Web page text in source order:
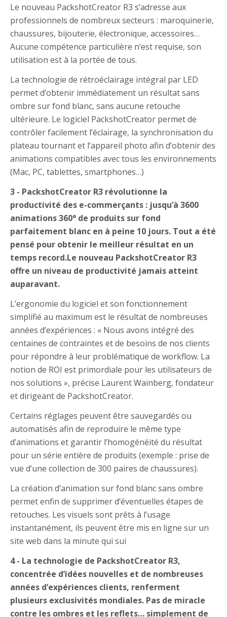
Le nouveau PackshotCreator R3 s’adresse aux
professionnels de nombreux secteurs : maroquinerie,
chaussures, bijouterie, électronique, accessoires…
Aucune compétence particulière n’est requise, son
utilisation est à la portée de tous.
La technologie de rétroéclairage intégral par LED
permet d’obtenir immédiatement un résultat sans
ombre sur fond blanc, sans aucune retouche
ultérieure. Le logiciel PackshotCreator permet de
contrôler facilement l’éclairage, la synchronisation du
plateau tournant et l’appareil photo afin d’obtenir des
animations compatibles avec tous les environnements
(Mac, PC, tablettes, smartphones…)
3 - PackshotCreator R3 révolutionne la
productivité des e-commerçants : jusqu’à 3600
animations 360° de produits sur fond
parfaitement blanc en à peine 10 jours. Tout a été
pensé pour obtenir le meilleur résultat en un
temps record.Le nouveau PackshotCreator R3
offre un niveau de productivité jamais atteint
auparavant.
L’ergonomie du logiciel et son fonctionnement
simplifié au maximum est le résultat de nombreuses
années d’expériences : « Nous avons intégré des
centaines de contraintes et de besoins de nos clients
pour répondre à leur problématique de workflow. La
notion de ROI est primordiale pour les utilisateurs de
nos solutions », précise Laurent Wainberg, fondateur
et dirigeant de PackshotCreator.
Certains réglages peuvent être sauvegardés ou
automatisés afin de reproduire le même type
d’animations et garantir l’homogénéité du résultat
pour un série entière de produits (exemple : prise de
vue d’une collection de 300 paires de chaussures).
La création d’animation sur fond blanc sans ombre
permet enfin de supprimer d’éventuelles étapes de
retouches. Les visuels sont prêts à l’usage
instantanément, ils peuvent être mis en ligne sur un
site web dans la minute qui sui
4 - La technologie de PackshotCreator R3,
concentrée d’idées nouvelles et de nombreuses
années d’expériences clients, renferment
plusieurs exclusivités mondiales. Pas de miracle
contre les ombres et les reflets… simplement de